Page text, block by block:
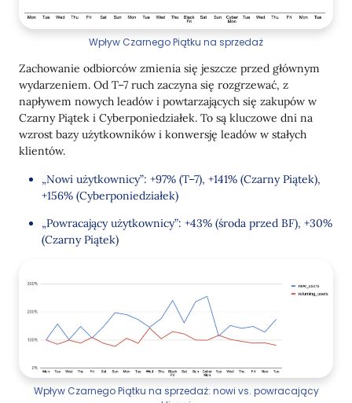
Wpływ Czarnego Piątku na sprzedaż
Zachowanie odbiorców zmienia się jeszcze przed głównym
wydarzeniem. Od T–7 ruch zaczyna się rozgrzewać, z
napływem nowych leadów i powtarzających się zakupów w
Czarny Piątek i Cyberponiedziałek. To są kluczowe dni na
wzrost bazy użytkowników i konwersję leadów w stałych
klientów.
„Nowi użytkownicy”: +97% (T–7), +141% (Czarny Piątek),
+156% (Cyberponiedziałek)
„Powracający użytkownicy”: +43% (środa przed BF), +30%
(Czarny Piątek)
Wpływ Czarnego Piątku na sprzedaż: nowi vs. powracający